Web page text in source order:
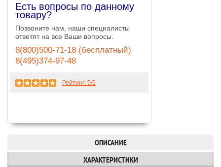
Есть вопросы по данному
товару?
Позвоните нам, наши специалисты
ответят на все Ваши вопросы.
8(800)500-71-18 (бесплатный)
8(495)374-97-48
Рейтинг: 5/5
ОПИСАНИЕ
ХАРАКТЕРИСТИКИ